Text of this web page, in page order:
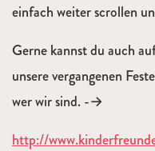
einfach weiter scrollen
Gerne kannst du auch
unsere vergangenen
wer wir sind. -→
http://